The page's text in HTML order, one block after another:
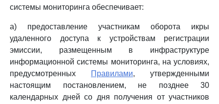
системы мониторинга обеспечивает:
а) предоставление участникам оборота икры
удаленного доступа к устройствам регистрации
эмиссии, размещенным в инфраструктуре
информационной системы мониторинга, на условиях,
предусмотренных
Правилами, утвержденными
настоящим постановлением, не позднее 30
календарных дней со дня получения от участников